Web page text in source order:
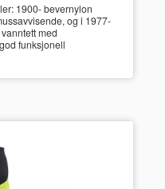
1900- bevernylon
og i 1977-
med
funksjonell